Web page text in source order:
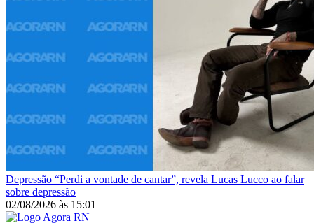
Depressão “Perdi a vontade de cantar”, revela Lucas Lucco ao falar
sobre depressão
02/08/2026 às 15:01